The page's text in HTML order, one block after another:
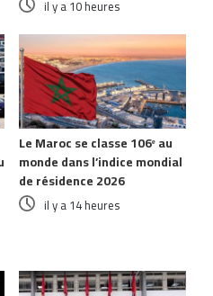
il y a 10 heures
Le Maroc se classe 106ᵉ au
monde dans l’indice mondial
de résidence 2026
il y a 14 heures